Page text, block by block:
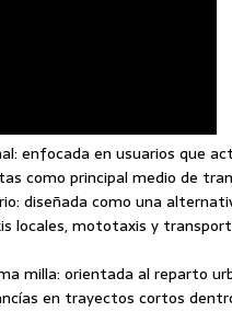
enfocada en usuarios que
como principal medio de
diseñada como una
locales, mototaxis y
milla: orientada al reparto
en trayectos cortos